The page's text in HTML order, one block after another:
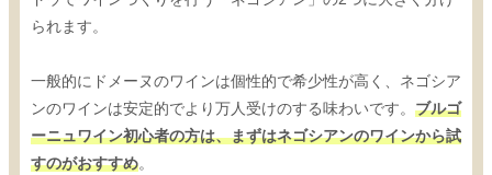
られます。
一般的にドメーヌのワインは個性的で希少性が高く、ネゴシア
ンのワインは安定的でより万人受けのする味わいです。 ブルゴ
ーニュワイン初心者の方は、まずはネゴシアンのワインから試
すのがおすすめ。